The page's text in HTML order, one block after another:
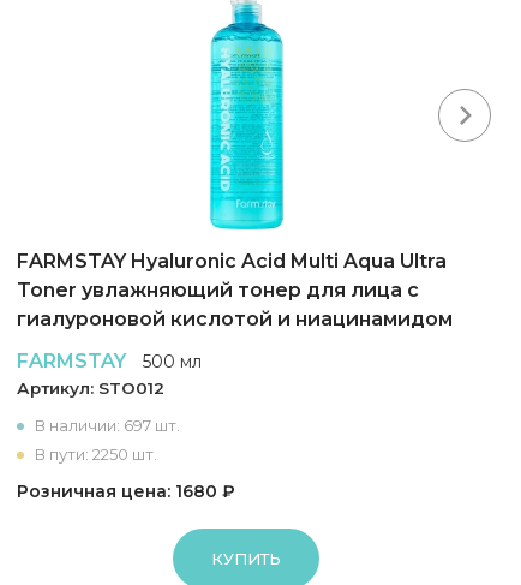
FARMSTAY Hyaluronic Acid Multi Aqua Ultra
Toner увлажняющий тонер для лица с
гиалуроновой кислотой и ниацинамидом
FARMSTAY
500 мл
Артикул: STO012
В наличии: 697 шт.
В пути: 2250 шт.
Розничная цена: 1680 ₽
КУПИТЬ